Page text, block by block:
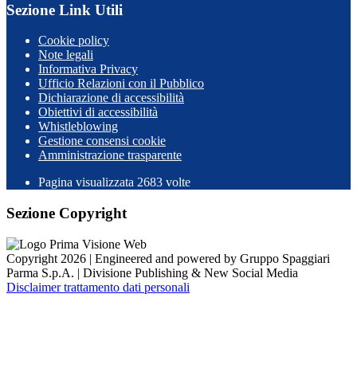
Sezione Link Utili
Cookie policy
Note legali
Informativa Privacy
Ufficio Relazioni con il Pubblico
Dichiarazione di accessibilità
Obiettivi di accessibilità
Whistleblowing
Gestione consensi cookie
Amministrazione trasparente
Pagina visualizzata 2683 volte
Sezione Copyright
Copyright 2026 | Engineered and powered by Gruppo Spaggiari
Parma S.p.A. | Divisione Publishing & New Social Media
Disclaimer trattamento dati personali